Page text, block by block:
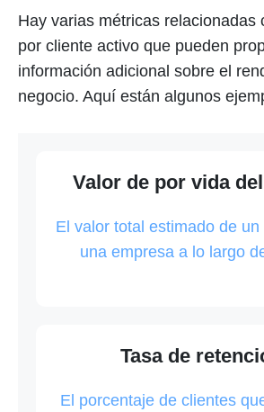
Hay varias métricas relacionadas
por cliente activo que pueden
información adicional sobre el
negocio. Aquí están algunos
Valor de por vida
El valor total estimado de
una empresa a lo largo
Tasa de
El porcentaje de clientes